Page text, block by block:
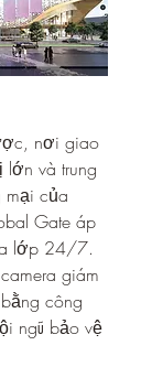
nơi giao
lớn và trung
mại của
Gate áp
lớp 24/7.
giám
công
ngũ bảo vệ